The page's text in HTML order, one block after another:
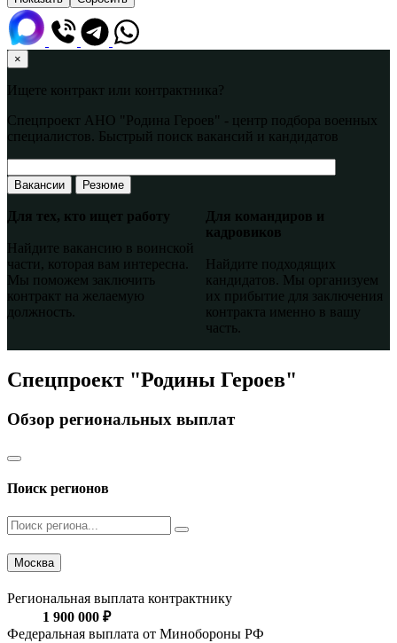
×
Ищете контракт или контрактника?
Спецпроект АНО "Родина Героев" - центр подбора военных
специалистов. Быстрый поиск вакансий и кандидатов
Вакансии Резюме
Для тех, кто ищет работу
Найдите вакансию в воинской
части, которая вам интересна.
Мы поможем заключить
контракт на желаемую
должность.
Для командиров и
кадровиков
Найдите подходящих
кандидатов. Мы организуем
их прибытие для заключения
контракта именно в вашу
часть.
Спецпроект "Родины Героев"
Обзор региональных выплат
Поиск регионов
Москва
Региональная выплата контрактнику
1 900 000 ₽
Федеральная выплата от Минобороны РФ